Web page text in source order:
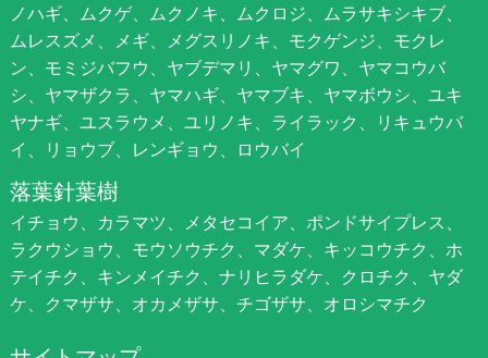
ノハギ、ムクゲ、ムクノキ、ムクロジ、ムラサキシキブ、
ムレスズメ、メギ、メグスリノキ、モクゲンジ、モクレ
ン、モミジバフウ、ヤブデマリ、ヤマグワ、ヤマコウバ
シ、ヤマザクラ、ヤマハギ、ヤマブキ、ヤマボウシ、ユキ
ヤナギ、ユスラウメ、ユリノキ、ライラック、リキュウバ
イ、リョウブ、レンギョウ、ロウバイ
落葉針葉樹
イチョウ、カラマツ、メタセコイア、ポンドサイプレス、
ラクウショウ、モウソウチク、マダケ、キッコウチク、ホ
テイチク、キンメイチク、ナリヒラダケ、クロチク、ヤダ
ケ、クマザサ、オカメザサ、チゴザサ、オロシマチク